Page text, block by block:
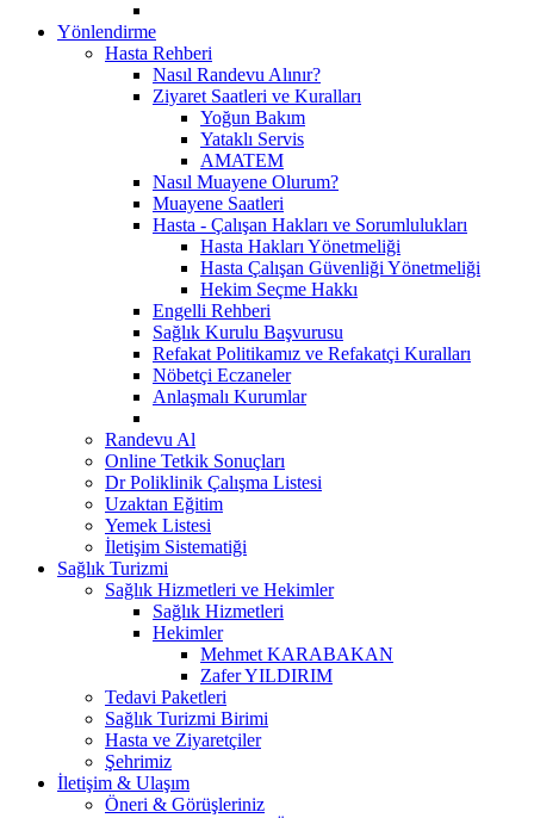
Yönlendirme
Hasta Rehberi
Nasıl Randevu Alınır?
Ziyaret Saatleri ve Kuralları
Yoğun Bakım
Yataklı Servis
AMATEM
Nasıl Muayene Olurum?
Muayene Saatleri
Hasta - Çalışan Hakları ve Sorumlulukları
Hasta Hakları Yönetmeliği
Hasta Çalışan Güvenliği Yönetmeliği
Hekim Seçme Hakkı
Engelli Rehberi
Sağlık Kurulu Başvurusu
Refakat Politikamız ve Refakatçi Kuralları
Nöbetçi Eczaneler
Anlaşmalı Kurumlar
Randevu Al
Online Tetkik Sonuçları
Dr Poliklinik Çalışma Listesi
Uzaktan Eğitim
Yemek Listesi
İletişim Sistematiği
Sağlık Turizmi
Sağlık Hizmetleri ve Hekimler
Sağlık Hizmetleri
Hekimler
Mehmet KARABAKAN
Zafer YILDIRIM
Tedavi Paketleri
Sağlık Turizmi Birimi
Hasta ve Ziyaretçiler
Şehrimiz
İletişim & Ulaşım
Öneri & Görüşleriniz